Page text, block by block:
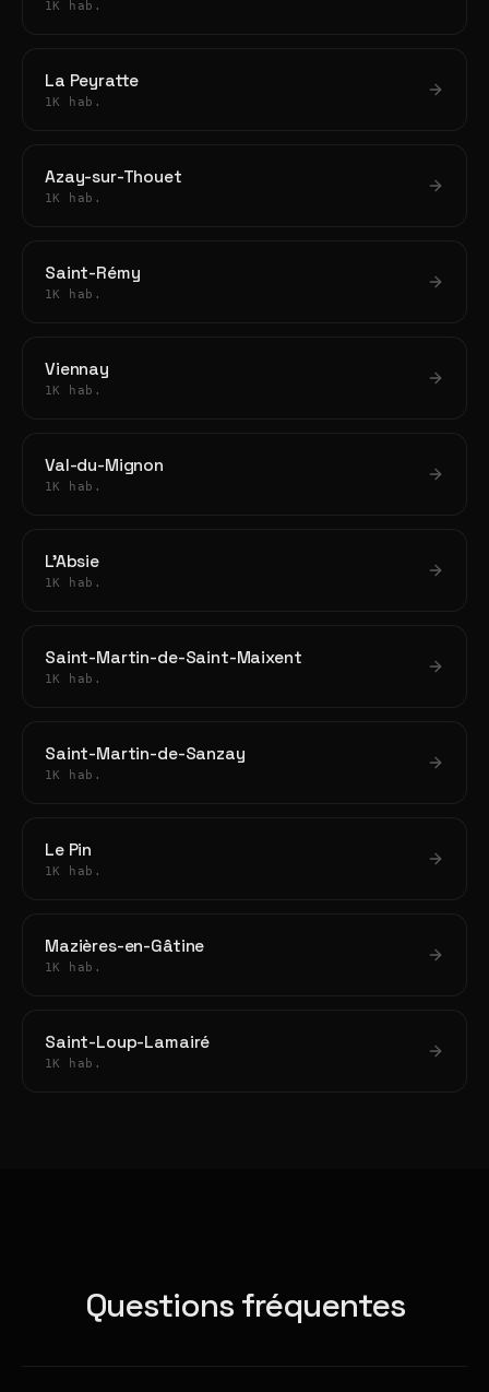
1K hab.
La Peyratte
1K hab.
Azay-sur-Thouet
1K hab.
Saint-Rémy
1K hab.
Viennay
1K hab.
Val-du-Mignon
1K hab.
L'Absie
1K hab.
Saint-Martin-de-Saint-Maixent
1K hab.
Saint-Martin-de-Sanzay
1K hab.
Le Pin
1K hab.
Mazières-en-Gâtine
1K hab.
Saint-Loup-Lamairé
1K hab.
Questions fréquentes